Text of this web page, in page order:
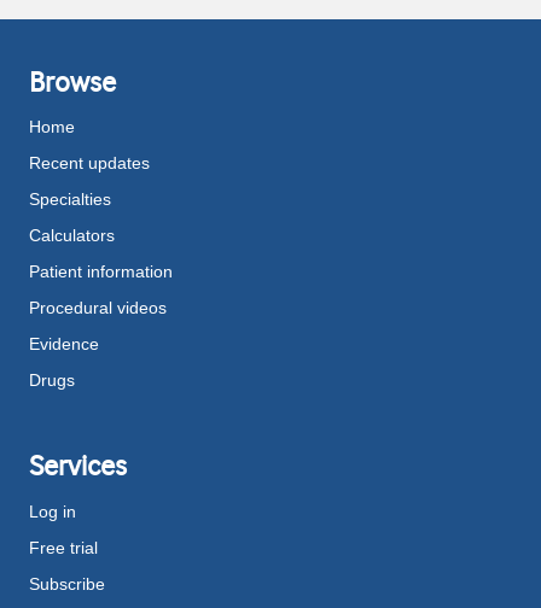
Browse
Home
Recent updates
Specialties
Calculators
Patient information
Procedural videos
Evidence
Drugs
Services
Log in
Free trial
Subscribe